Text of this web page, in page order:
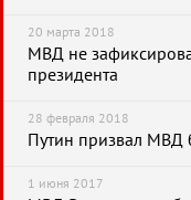
20 марта 2018
МВД не
президента
28 февраля 2018
Путин призвал МВД
1 июня 2017